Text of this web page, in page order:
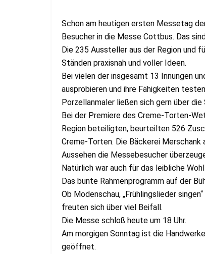
Schon am heutigen ersten Messetag
Besucher in die Messe Cottbus. Das
Die 235 Aussteller aus der Region und
Ständen praxisnah und voller Ideen.
Bei vielen der insgesamt 13 Innungen
ausprobieren und ihre Fähigkeiten
Porzellanmaler ließen sich gern über die
Bei der Premiere des Creme-Torten-
Region beteiligten, beurteilten 526
Creme-Torten. Die Bäckerei Merschank
Aussehen die Messebesucher
Natürlich war auch für das leibliche
Das bunte Rahmenprogramm auf der
Ob Modenschau, „Frühlingslieder
freuten sich über viel Beifall.
Die Messe schloß heute um 18 Uhr.
Am morgigen Sonntag ist die
geöffnet.